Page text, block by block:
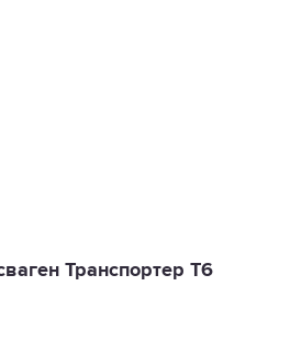
Транспортер T6